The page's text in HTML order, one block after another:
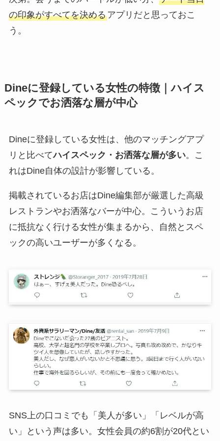
の印象がすべてを決めるアプリだと思っておこ
う。
Dineに登録している女性の特徴｜ハイス
ペックでお洒落な層が中心
Dineに登録している女性は、他のマッチングアプ
リと比べてハイスペック・お洒落な層が多い。こ
れはDine自体の設計が影響している。
掲載されているお店はDine編集部が厳選した高級
レストランやお洒落なバーが中心。こういうお店
に抵抗なく行ける女性が集まるから、自然とスペ
ックの高いユーザーが多くなる。
SNS上の口コミでも「美人が多い」「レベルが高
い」という声は多い。女性会員の約6割が20代とい